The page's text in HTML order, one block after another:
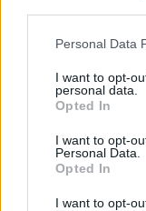
Please note that
not limited to your
grant or deny
use your data for
consent section.
Personal Data
I want to opt-
personal data.
Opted In
I want to opt-
Personal Data.
Opted In
I want to opt-